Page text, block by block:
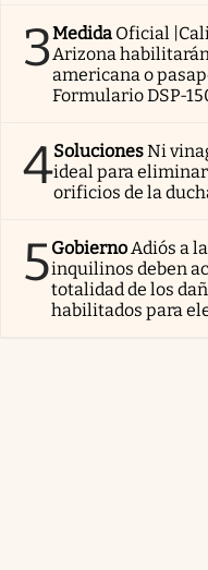
3Medida Oficial
Arizona
americana o
Formulario DSP-
4SolucionesNi
ideal para
orificios de la
5GobiernoAdiós a
inquilinos deben
totalidad de los
habilitados para